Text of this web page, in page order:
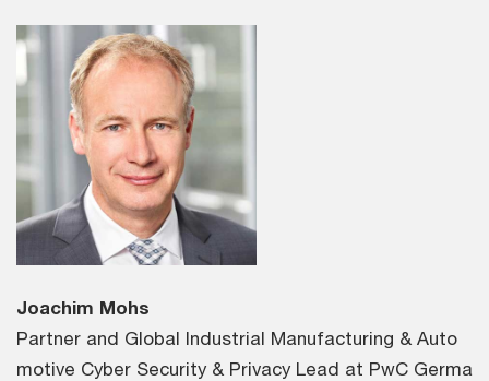
Joachim Mohs
Partner and Global Industrial Manufacturing & Auto
motive Cyber Security & Privacy Lead at PwC Germa